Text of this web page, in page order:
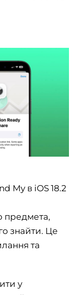
My в iOS 18.2
предмета,
знайти. Це
та
у